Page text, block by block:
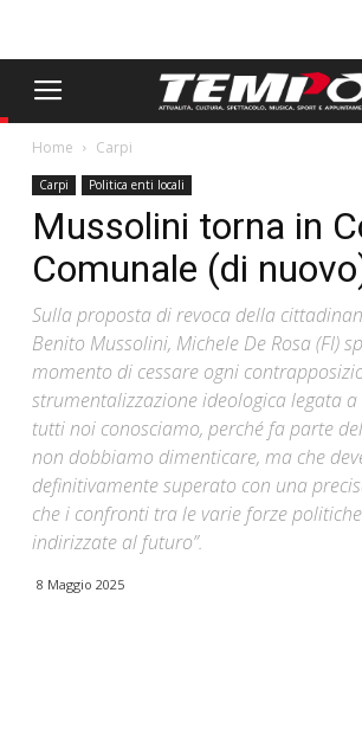
Home Carpi
Carpi Politica enti locali
Mussolini torna in
Comunale (di
Sulla proposta di revoca della
Benito Mussolini, Michele De Rosa (FI)
momento di cessare ogni
strumentalizzazione ideologica legata
tutti noi conosciamo, perché fa parte
non dobbiamo dimenticare, ma che
definitivamente superato con una
che i confronti tra le varie forze
indirizzate al futuro”.
8 Maggio 2025